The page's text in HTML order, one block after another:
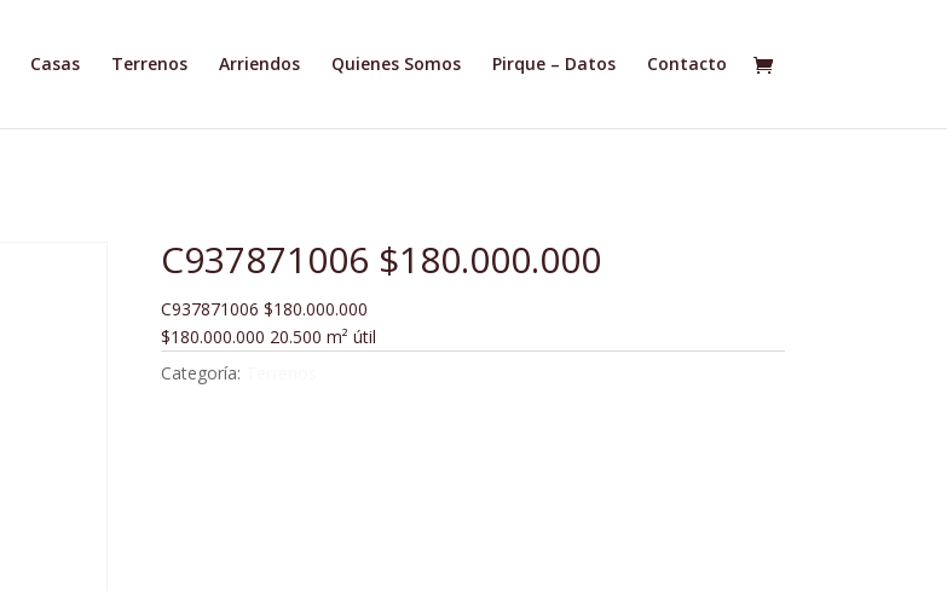
Casas Terrenos Arriendos Quienes Somos Pirque – Datos Contacto
C937871006 $180.000.000
C937871006 $180.000.000
$180.000.000 20.500 m² útil
Categoría: